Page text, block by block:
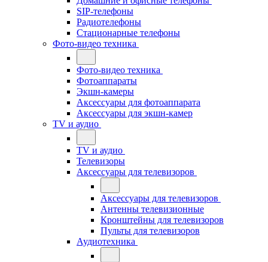
SIP-телефоны
Радиотелефоны
Стационарные телефоны
Фото-видео техника
Фото-видео техника
Фотоаппараты
Экшн-камеры
Аксессуары для фотоаппарата
Аксессуары для экшн-камер
TV и аудио
TV и аудио
Телевизоры
Аксессуары для телевизоров
Аксессуары для телевизоров
Антенны телевизионные
Кронштейны для телевизоров
Пульты для телевизоров
Аудиотехника